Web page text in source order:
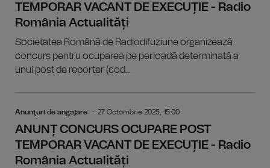
TEMPORAR VACANT DE EXECUȚIE - Radio
România Actualități
Societatea Română de Radiodifuziune organizează
concurs pentru ocuparea pe perioadă determinată a
unui post de reporter (cod...
Anunţuri de angajare 27 Octombrie 2025, 15:00
ANUNȚ CONCURS OCUPARE POST
TEMPORAR VACANT DE EXECUȚIE - Radio
România Actualități